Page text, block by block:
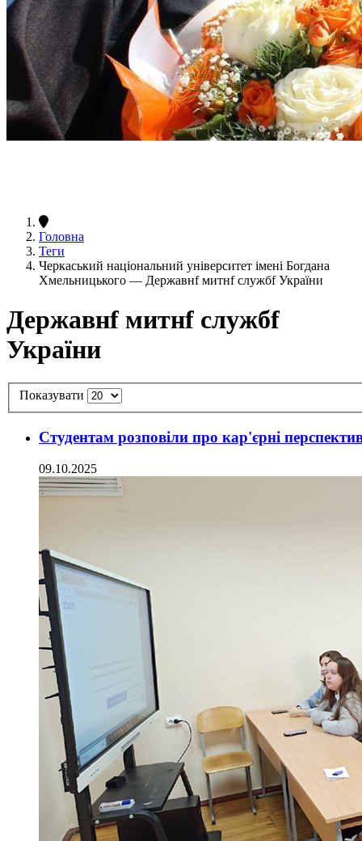
Головна
Теги
Черкаський національний університет імені Богдана
Хмельницького — Державнf митнf службf України
Державнf митнf службf
України
Показувати
Студентам розповіли про кар'єрні
09.10.2025